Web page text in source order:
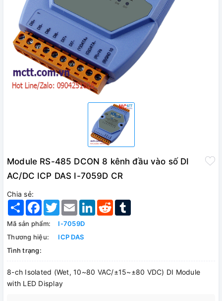
Module RS-485 DCON 8 kênh đầu vào số DI
AC/DC ICP DAS I-7059D CR
Chia sẻ:
Share Facebook
TwitterEmail LinkedInReddit
Mã sản phẩm:
I-7059D
Thương hiệu:
ICP DAS
Tình trạng:
8-ch Isolated (Wet, 10~80 VAC/±15~±80 VDC) DI Module
with LED Display